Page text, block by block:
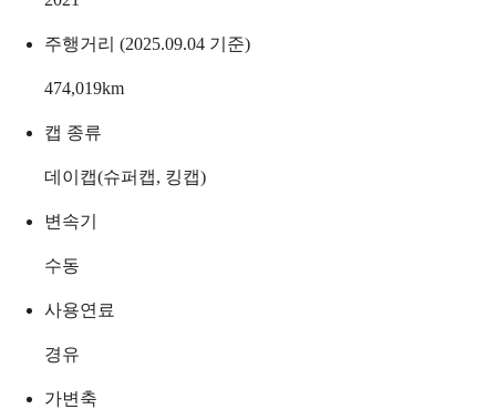
주행거리 (2025.09.04 기준)
474,019km
캡 종류
데이캡(슈퍼캡, 킹캡)
변속기
수동
사용연료
경유
가변축